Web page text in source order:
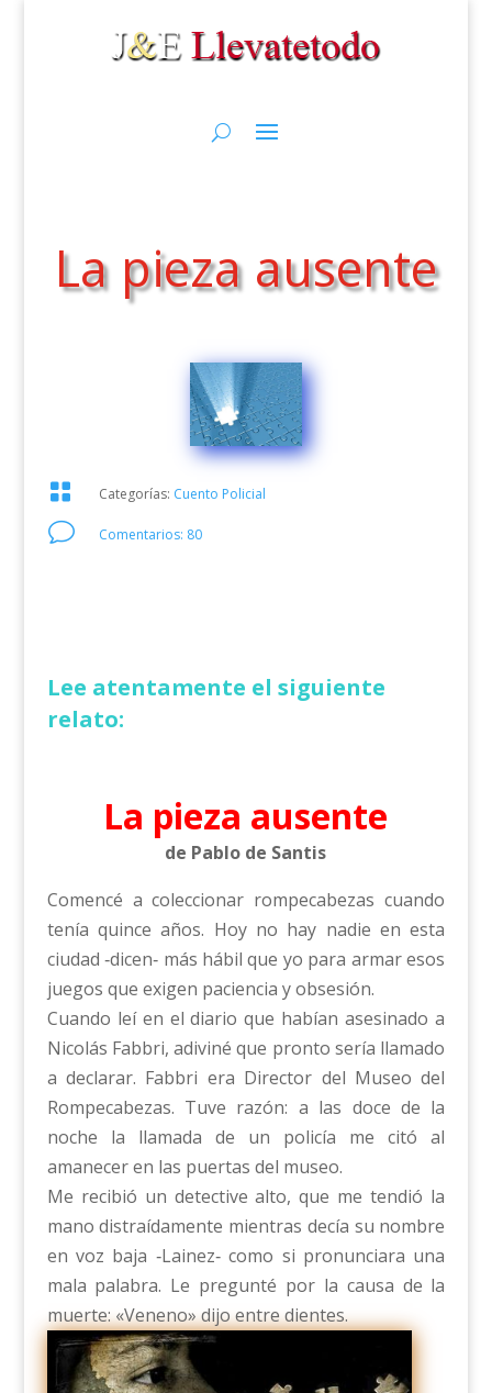
La pieza ausente
 Categorías: Cuento Policial
v Comentarios: 80
Lee atentamente el siguiente
relato:
La pieza ausente
de Pablo de Santis
Comencé a coleccionar rompecabezas cuando
tenía quince años. Hoy no hay nadie en esta
ciudad ‑dicen‑ más hábil que yo para armar esos
juegos que exigen paciencia y obsesión.
Cuando leí en el diario que habían asesinado a
Nicolás Fabbri, adiviné que pronto sería llamado
a declarar. Fabbri era Director del Museo del
Rompecabezas. Tuve razón: a las doce de la
noche la llamada de un policía me citó al
amanecer en las puertas del museo.
Me recibió un detective alto, que me tendió la
mano distraídamente mientras decía su nombre
en voz baja ‑Lainez‑ como si pronunciara una
mala palabra. Le pregunté por la causa de la
muerte: «Veneno» dijo entre dientes.